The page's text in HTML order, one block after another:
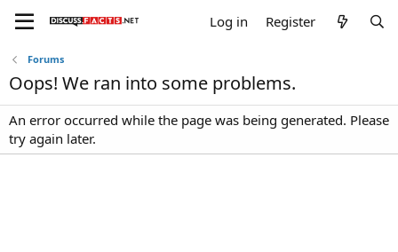
Log in Register
Forums
Oops! We ran into some problems.
An error occurred while the page was being generated. Please
try again later.